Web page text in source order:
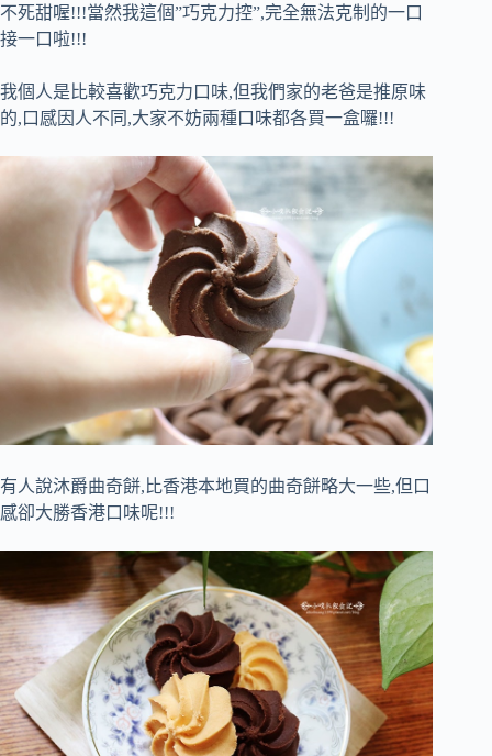
不死甜喔!!!當然我這個”巧克力控”,完全無法克制的一口
接一口啦!!!
我個人是比較喜歡巧克力口味,但我們家的老爸是推原味
的,口感因人不同,大家不妨兩種口味都各買一盒囉!!!
有人說沐爵曲奇餅,比香港本地買的曲奇餅略大一些,但口
感卻大勝香港口味呢!!!